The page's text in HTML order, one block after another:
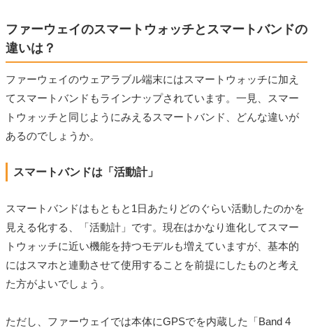
ファーウェイのスマートウォッチとスマートバンドの
違いは？
ファーウェイのウェアラブル端末にはスマートウォッチに加え
てスマートバンドもラインナップされています。一見、スマー
トウォッチと同じようにみえるスマートバンド、どんな違いが
あるのでしょうか。
スマートバンドは「活動計」
スマートバンドはもともと1日あたりどのぐらい活動したのかを
見える化する、「活動計」です。現在はかなり進化してスマー
トウォッチに近い機能を持つモデルも増えていますが、基本的
にはスマホと連動させて使用することを前提にしたものと考え
た方がよいでしょう。
ただし、ファーウェイでは本体にGPSでを内蔵した「Band 4